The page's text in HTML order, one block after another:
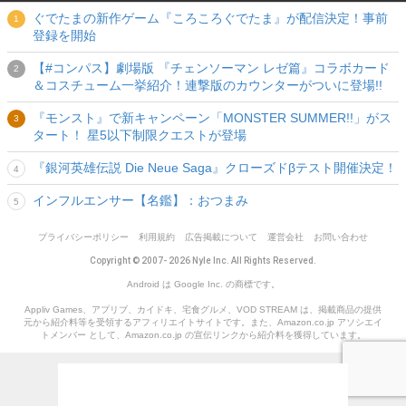
ぐでたまの新作ゲーム『ころころぐでたま』が配信決定！事前
登録を開始
【#コンパス】劇場版 『チェンソーマン レゼ篇』コラボカード
＆コスチューム一挙紹介！連撃版のカウンターがついに登場!!
『モンスト』で新キャンペーン「MONSTER SUMMER!!」がス
タート！ 星5以下制限クエストが登場
『銀河英雄伝説 Die Neue Saga』クローズドβテスト開催決定！
インフルエンサー【名鑑】：おつまみ
プライバシーポリシー 利用規約 広告掲載について 運営会社 お問い合わせ
Copyright © 2007- 2026 Nyle Inc. All Rights Reserved.
Android は Google Inc. の商標です。
Appliv Games、アプリブ、カイドキ、宅食グルメ、VOD STREAM は、掲載商品の提供
元から紹介料等を受領するアフィリエイトサイトです。また、Amazon.co.jp アソシエイ
トメンバー として、Amazon.co.jp の宣伝リンクから紹介料を獲得しています。